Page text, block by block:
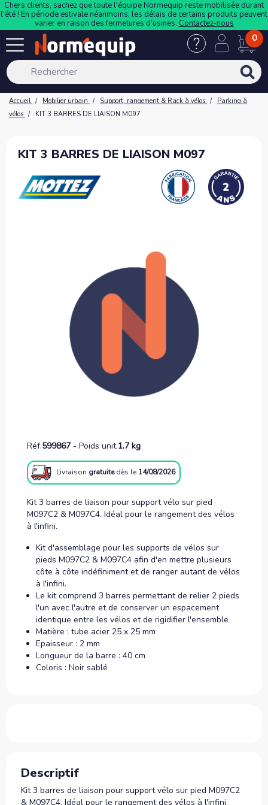
Chers clients, sachez que toute l'équipe Normequip reste mobilisée durant
l'été ! En période estivale néanmoins, les délais de certains produits peuvent
varier en raison des fermetures d’usines. Contactez-nous
0
Accueil Mobilier urbain Support, rangement & Rack à vélos
Parking à
vélos
KIT 3 BARRES DE LIAISON M097
KIT 3 BARRES DE LIAISON M097
Réf.599867 - Poids unit.1.7 kg
Livraison gratuite dès le 14/08/2026
Kit 3 barres de liaison pour support vélo sur pied
M097C2 & M097C4. Idéal pour le rangement des vélos
à l'infini.
Kit d'assemblage pour les supports de vélos sur
pieds M097C2 & M097C4 afin d'en mettre plusieurs
côte à côte indéfiniment et de ranger autant de vélos
à l'infini.
Le kit comprend 3 barres permettant de relier 2 pieds
l'un avec l'autre et de conserver un espacement
identique entre les vélos et de rigidifier l'ensemble
Matière : tube acier 25 x 25 mm
Epaisseur : 2 mm
Longueur de la barre : 40 cm
Coloris : Noir sablé
Descriptif
Kit 3 barres de liaison pour support vélo sur pied M097C2
& M097C4. Idéal pour le rangement des vélos à l'infini.